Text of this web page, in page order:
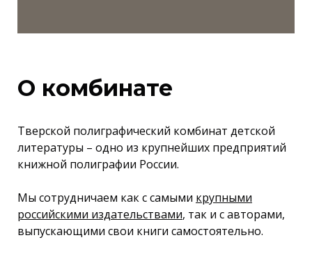
О комбинате
Тверской полиграфический комбинат детской
литературы – одно из крупнейших предприятий
книжной полиграфии России.
Мы сотрудничаем как с самыми крупными
российскими издательствами, так и с авторами,
выпускающими свои книги самостоятельно.